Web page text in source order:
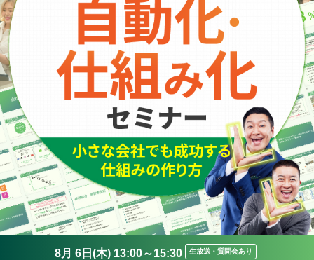
8月 6日(木) 13:00～15:30 生放送・質問会あり